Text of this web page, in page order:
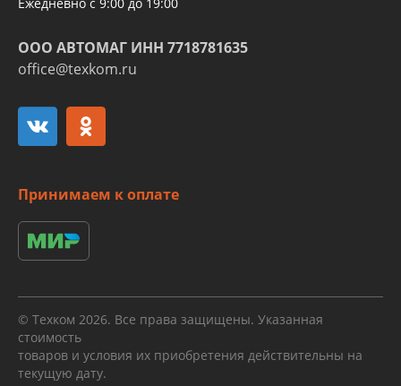
ООО АВТОМАГ ИНН 7718781635
office@texkom.ru
Принимаем к оплате
© Техком 2026. Все права защищены. Указанная
стоимость
товаров и условия их приобретения действительны на
текущую дату.